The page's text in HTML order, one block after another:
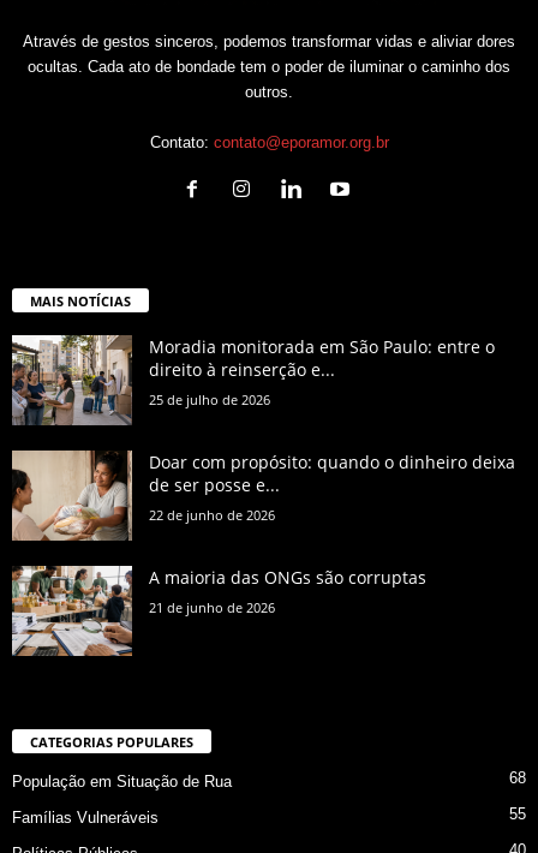
Através de gestos sinceros, podemos transformar vidas e aliviar dores
ocultas. Cada ato de bondade tem o poder de iluminar o caminho dos
outros.
Contato: contato@eporamor.org.br
MAIS NOTÍCIAS
Moradia monitorada em São Paulo: entre o
direito à reinserção e...
25 de julho de 2026
Doar com propósito: quando o dinheiro deixa
de ser posse e...
22 de junho de 2026
A maioria das ONGs são corruptas
21 de junho de 2026
CATEGORIAS POPULARES
População em Situação de Rua 68
Famílias Vulneráveis 55